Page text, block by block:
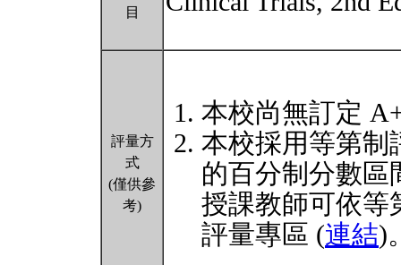
目
評量方
式
(僅供參
考)
本校尚無訂定
本校採用等第制
的百分制分數區
授課教師可依等
評量專區 (連結)